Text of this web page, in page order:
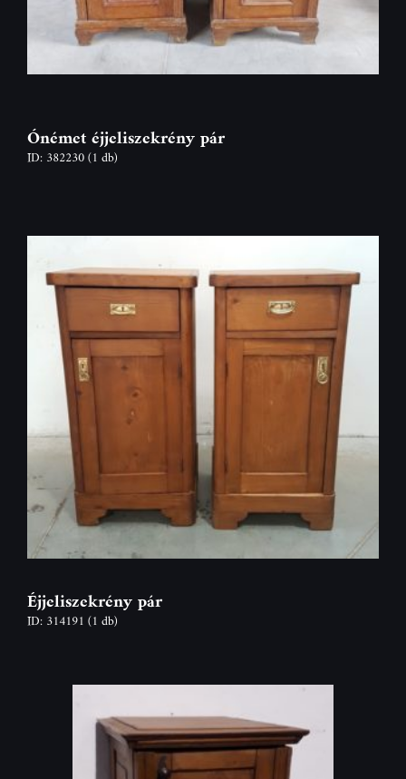
Ónémet éjjeliszekrény pár
ID: 382230(1 db)
Éjjeliszekrény pár
ID: 314191 (1 db)